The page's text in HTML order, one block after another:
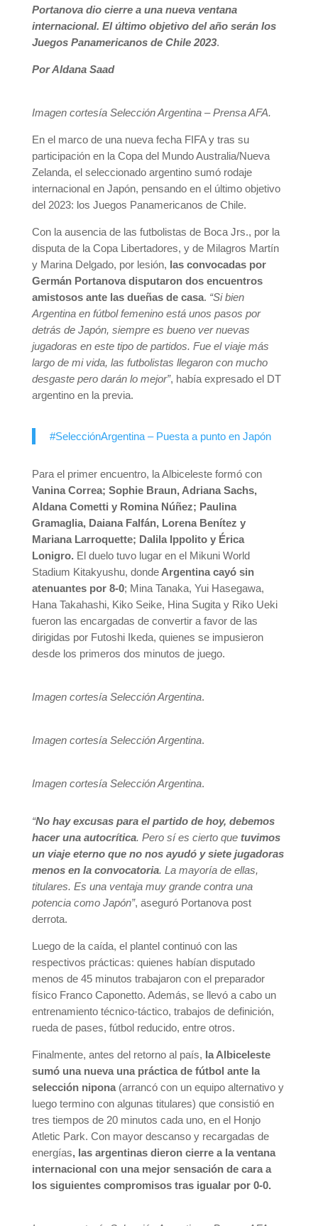
Portanova dio cierre a una nueva ventana
internacional. El último objetivo del año serán los
Juegos Panamericanos de Chile 2023.
Por Aldana Saad
Imagen cortesía Selección Argentina – Prensa AFA.
En el marco de una nueva fecha FIFA y tras su
participación en la Copa del Mundo Australia/Nueva
Zelanda, el seleccionado argentino sumó rodaje
internacional en Japón, pensando en el último objetivo
del 2023: los Juegos Panamericanos de Chile.
Con la ausencia de las futbolistas de Boca Jrs., por la
disputa de la Copa Libertadores, y de Milagros Martín
y Marina Delgado, por lesión, las convocadas por
Germán Portanova disputaron dos encuentros
amistosos ante las dueñas de casa. “Si bien
Argentina en fútbol femenino está unos pasos por
detrás de Japón, siempre es bueno ver nuevas
jugadoras en este tipo de partidos. Fue el viaje más
largo de mi vida, las futbolistas llegaron con mucho
desgaste pero darán lo mejor”, había expresado el DT
argentino en la previa.
#SelecciónArgentina – Puesta a punto en Japón
Para el primer encuentro, la Albiceleste formó con
Vanina Correa; Sophie Braun, Adriana Sachs,
Aldana Cometti y Romina Núñez; Paulina
Gramaglia, Daiana Falfán, Lorena Benítez y
Mariana Larroquette; Dalila Ippolito y Érica
Lonigro. El duelo tuvo lugar en el Mikuni World
Stadium Kitakyushu, dondeArgentina cayó sin
atenuantes por 8-0; Mina Tanaka, Yui Hasegawa,
Hana Takahashi, Kiko Seike, Hina Sugita y Riko Ueki
fueron las encargadas de convertir a favor de las
dirigidas por Futoshi Ikeda, quienes se impusieron
desde los primeros dos minutos de juego.
Imagen cortesía Selección Argentina.
Imagen cortesía Selección Argentina.
Imagen cortesía Selección Argentina.
“No hay excusas para el partido de hoy, debemos
hacer una autocrítica. Pero sí es cierto que tuvimos
un viaje eterno que no nos ayudó y siete jugadoras
menos en la convocatoria. La mayoría de ellas,
titulares. Es una ventaja muy grande contra una
potencia como Japón”, aseguró Portanova post
derrota.
Luego de la caída, el plantel continuó con las
respectivos prácticas: quienes habían disputado
menos de 45 minutos trabajaron con el preparador
físico Franco Caponetto. Además, se llevó a cabo un
entrenamiento técnico-táctico, trabajos de definición,
rueda de pases, fútbol reducido, entre otros.
Finalmente, antes del retorno al país, la Albiceleste
sumó una nueva una práctica de fútbol ante la
selección nipona(arrancó con un equipo alternativo y
luego termino con algunas titulares) que consistió en
tres tiempos de 20 minutos cada uno, en el Honjo
Atletic Park. Con mayor descanso y recargadas de
energías, las argentinas dieron cierre a la ventana
internacional con una mejor sensación de cara a
los siguientes compromisos tras igualar por 0-0.